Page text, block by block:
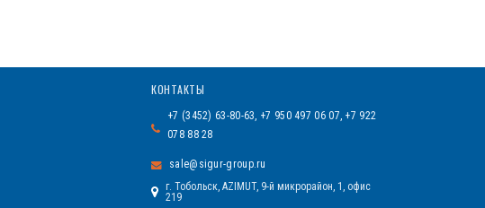
КОНТАКТЫ
+7 (3452) 63-80-63, +7 950 497 06 07, +7 922
078 88 28
sale@sigur-group.ru
г. Тобольск, AZIMUT, 9-й микрорайон, 1, офис
219